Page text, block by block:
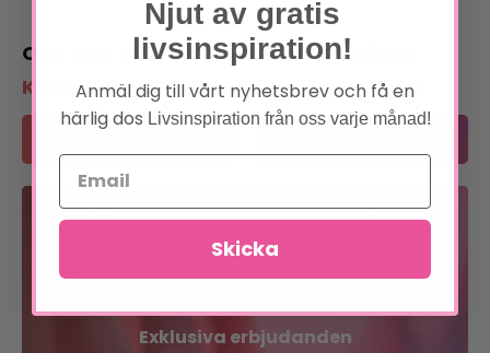
29kr
Klubbpris: 29kr
Klubbpris:179kr
Bli medlem
Förtur till boknyheter
Exklusiva erbjudanden
Njut av gratis
livsinspiration!
Anmäl dig till vårt nyhetsbrev och få en
härlig dos Livsinspiration från oss varje månad!
Skicka